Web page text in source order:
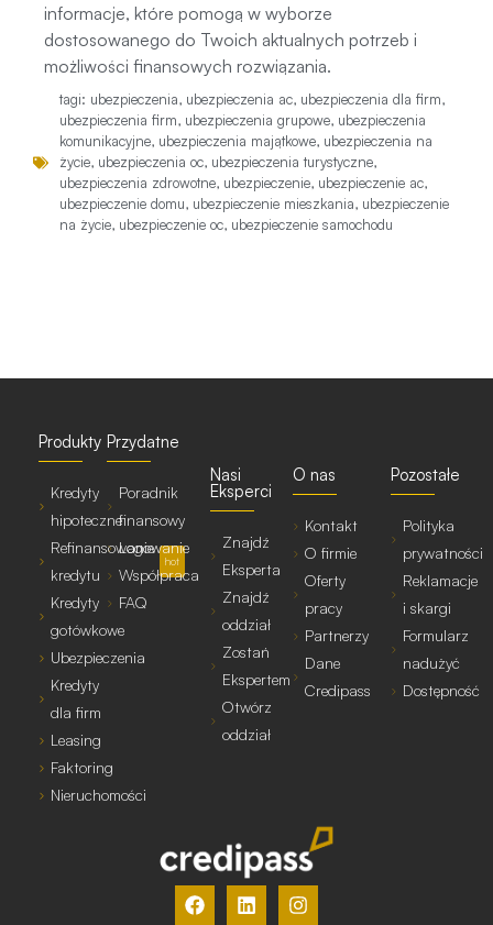
informacje, które pomogą w wyborze
dostosowanego do Twoich aktualnych potrzeb i
możliwości finansowych rozwiązania.
tagi: ubezpieczenia, ubezpieczenia ac, ubezpieczenia dla firm,
ubezpieczenia firm, ubezpieczenia grupowe, ubezpieczenia
komunikacyjne, ubezpieczenia majątkowe, ubezpieczenia na
życie, ubezpieczenia oc, ubezpieczenia turystyczne,
ubezpieczenia zdrowotne, ubezpieczenie, ubezpieczenie ac,
ubezpieczenie domu, ubezpieczenie mieszkania, ubezpieczenie
na życie, ubezpieczenie oc, ubezpieczenie samochodu
Produkty
Kredyty
hipoteczne
Refinansowanie
kredytu
hot
Kredyty
gotówkowe
Ubezpieczenia
Kredyty
dla firm
Leasing
Faktoring
Nieruchomości
Przydatne
Poradnik
finansowy
Logowanie
Współpraca
FAQ
Nasi
Eksperci
Znajdź
Eksperta
Znajdź
oddział
Zostań
Ekspertem
Otwórz
oddział
O nas
Kontakt
O firmie
Oferty
pracy
Partnerzy
Dane
Credipass
Pozostałe
Polityka
prywatności
Reklamacje
i skargi
Formularz
nadużyć
Dostępność